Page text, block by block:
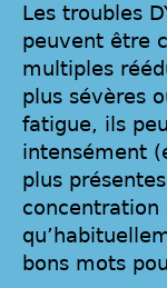
Les troubles
peuvent être
multiples
plus sévères
fatigue, ils
intensément
plus
concentration
bons mots